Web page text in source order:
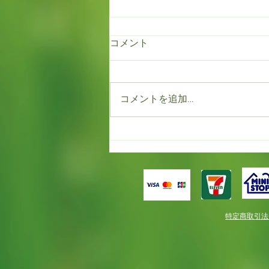
コメント
コメントを追加…
特定商取引